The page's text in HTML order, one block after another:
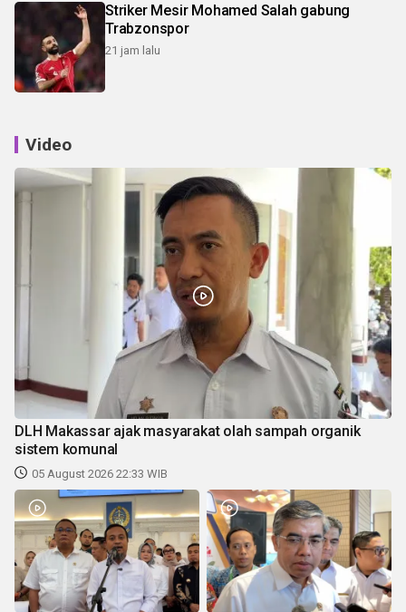
Striker Mesir Mohamed Salah gabung
Trabzonspor
21 jam lalu
Video
DLH Makassar ajak masyarakat olah sampah organik
sistem komunal
05 August 2026 22:33 WIB